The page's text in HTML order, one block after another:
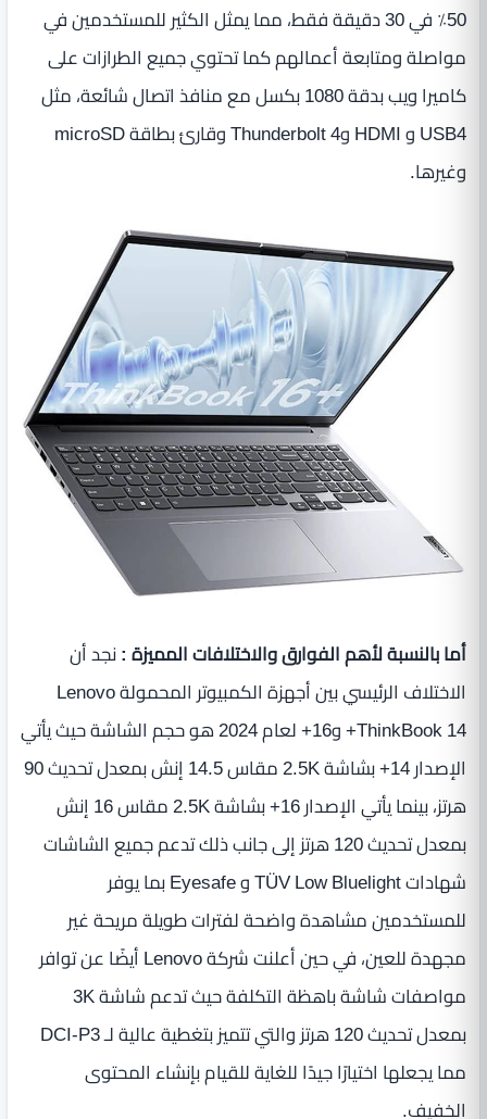
50٪ في 30 دقيقة فقط، مما يمثل الكثير للمستخدمين في
مواصلة ومتابعة أعمالهم كما تحتوي جميع الطرازات على
كاميرا ويب بدقة 1080 بكسل مع منافذ اتصال شائعة، مثل
USB4 و HDMI وThunderbolt 4 وقارئ بطاقة microSD
وغيرها.
أما بالنسبة لأهم الفوارق والاختلافات المميزة :نجد أن
الاختلاف الرئيسي بين أجهزة الكمبيوتر المحمولة Lenovo
ThinkBook 14+ و16+ لعام 2024 هو حجم الشاشة حيث يأتي
الإصدار 14+ بشاشة 2.5K مقاس 14.5 إنش بمعدل تحديث 90
هرتز، بينما يأتي الإصدار 16+ بشاشة 2.5K مقاس 16 إنش
بمعدل تحديث 120 هرتز إلى جانب ذلك تدعم جميع الشاشات
شهادات TÜV Low Bluelight و Eyesafe بما يوفر
للمستخدمين مشاهدة واضحة لفترات طويلة مريحة غير
مجهدة للعين، في حين أعلنت شركة Lenovo أيضًا عن توافر
مواصفات شاشة باهظة التكلفة حيث تدعم شاشة 3K
بمعدل تحديث 120 هرتز والتي تتميز بتغطية عالية لـ DCI-P3
مما يجعلها اختيارًا جيدًا للغاية للقيام بإنشاء المحتوى
الخفيف.